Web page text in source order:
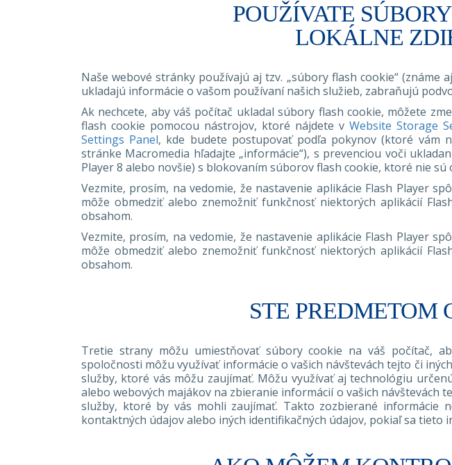
POUŽÍVATE
LOKÁLNE
Naše webové stránky používajú aj tzv. „súbory flash cookie“ (známe
ukladajú informácie o vašom používaní našich služieb, zabraňujú
Ak nechcete, aby váš počítač ukladal súbory flash cookie, môžete
flash cookie pomocou nástrojov, ktoré nájdete v Website Storage
Settings Panel, kde budete postupovať podľa pokynov (ktoré vám
stránke Macromedia hľadajte „informácie“), s prevenciou voči
Player 8 alebo novšie) s blokovaním súborov flash cookie, ktoré nie
Vezmite, prosím, na vedomie, že nastavenie aplikácie Flash Player
môže obmedziť alebo znemožniť funkčnosť niektorých aplikácií
obsahom.
Vezmite, prosím, na vedomie, že nastavenie aplikácie Flash Player
môže obmedziť alebo znemožniť funkčnosť niektorých aplikácií
obsahom.
STE
Tretie strany môžu umiestňovať súbory cookie na váš počítač,
spoločnosti môžu využívať informácie o vašich návštevách tejto či
služby, ktoré vás môžu zaujímať. Môžu využívať aj technológiu
alebo webových majákov na zbieranie informácií o vašich
služby, ktoré by vás mohli zaujímať. Takto zozbierané informácie
kontaktných údajov alebo iných identifikačných údajov, pokiaľ sa